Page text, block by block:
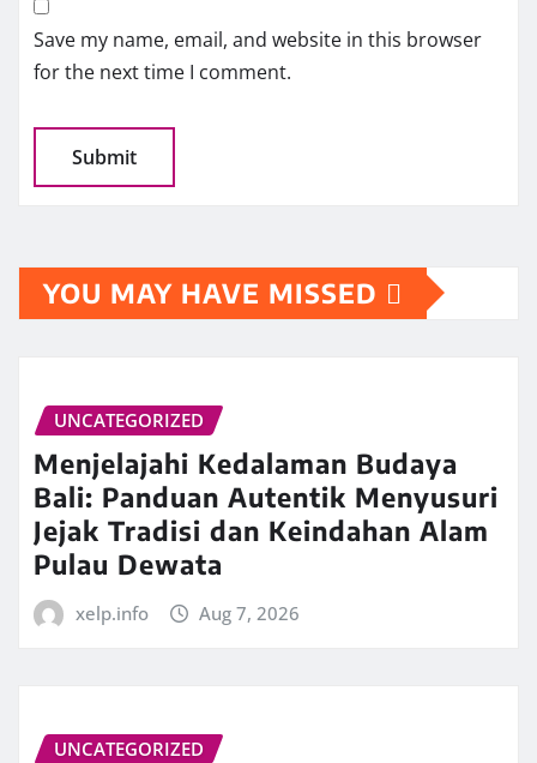
Save my name, email, and website in this browser
for the next time I comment.
YOU MAY HAVE MISSED
UNCATEGORIZED
Menjelajahi Kedalaman Budaya
Bali: Panduan Autentik Menyusuri
Jejak Tradisi dan Keindahan Alam
Pulau Dewata
xelp.info Aug 7, 2026
UNCATEGORIZED